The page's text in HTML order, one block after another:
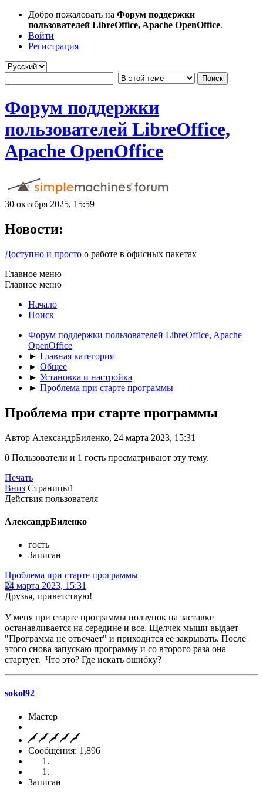
Добро пожаловать на Форум поддержки
пользователей LibreOffice, Apache OpenOffice.
Войти
Регистрация
Форум поддержки
пользователей LibreOffice,
Apache OpenOffice
30 октября 2025, 15:59
Новости:
Доступно и просто о работе в офисных пакетах
Главное меню
Главное меню
Начало
Поиск
Форум поддержки пользователей LibreOffice, Apache
OpenOffice
► Главная категория
► Общее
► Установка и настройка
► Проблема при старте программы
Проблема при старте программы
Автор АлександрБиленко, 24 марта 2023, 15:31
0 Пользователи и 1 гость просматривают эту тему.
Печать
Вниз Страницы1
Действия пользователя
АлександрБиленко
гость
Записан
Проблема при старте программы
24 марта 2023, 15:31
Друзья, приветствую!
У меня при старте программы ползунок на заставке
останавливается на середине и все. Щелчек мыши выдает
"Программа не отвечает" и приходится ее закрывать. После
этого снова запускаю программу и со второго раза она
стартует. Что это? Где искать ошибку?
sokol92
Мастер
Сообщения: 1,896
Записан